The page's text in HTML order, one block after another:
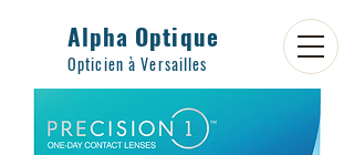
Alpha Optique
Opticien à Versailles